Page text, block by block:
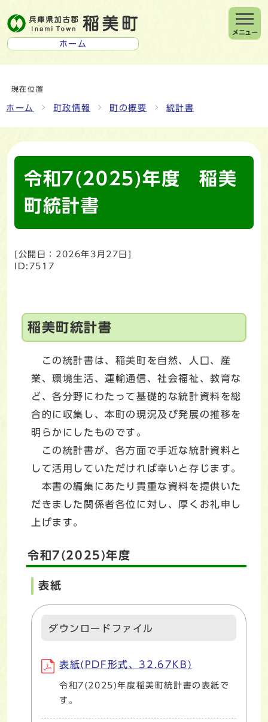
ホーム
メニュー
現在位置
ホーム 町政情報 町の概要 統計書
令和7(2025)年度 稲美
町統計書
[公開日： 2026年3月27日 ]
ID:7517
稲美町統計書
この統計書は、稲美町を自然、人口、産
業、環境生活、運輸通信、社会福祉、教育な
ど、各分野にわたって基礎的な統計資料を総
合的に収集し、本町の現況及び発展の推移を
明らかにしたものです。
この統計書が、各方面で手近な統計資料と
して活用していただければ幸いと存じます。
本書の編集にあたり貴重な資料を提供いた
だきました関係者各位に対し、厚くお礼申し
上げます。
令和7(2025)年度
表紙
ダウンロードファイル
表紙(PDF形式、32.67KB)
令和7(2025)年度稲美町統計書の表紙で
す。